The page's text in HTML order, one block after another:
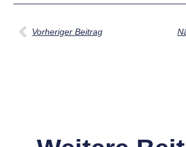
Vorheriger Beitrag